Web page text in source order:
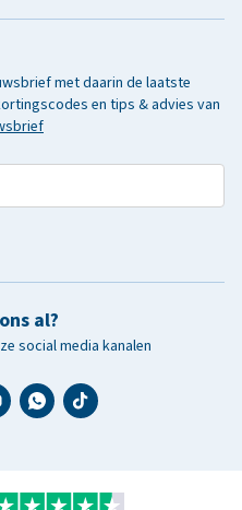
met daarin de laatste
en tips & advies van
al?
social media kanalen